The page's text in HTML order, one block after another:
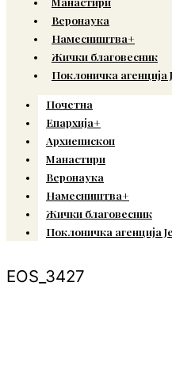
Веронаука
Намесништва+
Жички благовесник
Поклоничка агенција
Почетна
Епархија+
Архиепископ
Манастири
Веронаука
Намесништва+
Жички благовесник
Поклоничка агенција
EOS_3427